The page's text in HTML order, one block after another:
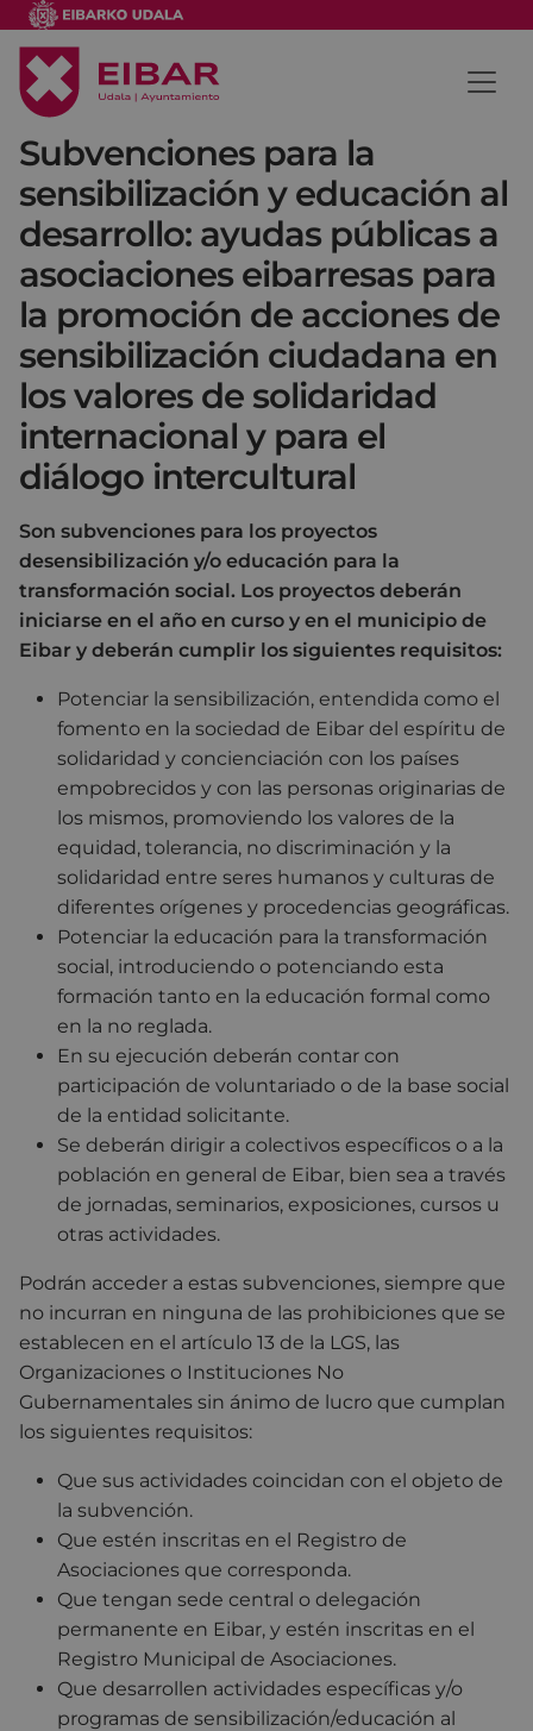
Subvenciones para la
sensibilización y educación al
desarrollo: ayudas públicas a
asociaciones eibarresas para
la promoción de acciones de
sensibilización ciudadana en
los valores de solidaridad
internacional y para el
diálogo intercultural
Son subvenciones para los proyectos
desensibilización y/o educación para la
transformación social. Los proyectos deberán
iniciarse en el año en curso y en el municipio de
Eibar y deberán cumplir los siguientes requisitos:
Potenciar la sensibilización, entendida como el
fomento en la sociedad de Eibar del espíritu de
solidaridad y concienciación con los países
empobrecidos y con las personas originarias de
los mismos, promoviendo los valores de la
equidad, tolerancia, no discriminación y la
solidaridad entre seres humanos y culturas de
diferentes orígenes y procedencias geográficas.
Potenciar la educación para la transformación
social, introduciendo o potenciando esta
formación tanto en la educación formal como
en la no reglada.
En su ejecución deberán contar con
participación de voluntariado o de la base social
de la entidad solicitante.
Se deberán dirigir a colectivos específicos o a la
población en general de Eibar, bien sea a través
de jornadas, seminarios, exposiciones, cursos u
otras actividades.
Podrán acceder a estas subvenciones, siempre que
no incurran en ninguna de las prohibiciones que se
establecen en el artículo 13 de la LGS, las
Organizaciones o Instituciones No
Gubernamentales sin ánimo de lucro que cumplan
los siguientes requisitos:
Que sus actividades coincidan con el objeto de
la subvención.
Que estén inscritas en el Registro de
Asociaciones que corresponda.
Que tengan sede central o delegación
permanente en Eibar, y estén inscritas en el
Registro Municipal de Asociaciones.
Que desarrollen actividades específicas y/o
programas de sensibilización/educación al